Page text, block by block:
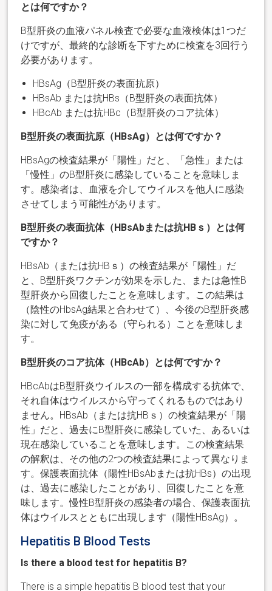
とは何ですか？
B型肝炎の血液パネル検査で必要な血液検体は1つだ
けですが、最終的な診断を下すために検査を3回行う
必要があります。
HBsAg（B型肝炎の表面抗原）
HBsAb または抗HBs（B型肝炎の表面抗体）
HBcAb または抗HBc（B型肝炎のコア抗体）
B型肝炎の表面抗原（HBsAg）とは何ですか？
HBsAgの検査結果が「陽性」だと、「急性」または
「慢性」のB型肝炎に感染していることを意味しま
す。感染者は、血液を介してウイルスを他人に感染
させてしまう可能性があります。
B型肝炎の表面抗体（HBsAbまたは抗HBｓ）とは何
ですか？
HBsAb（または抗HBｓ）の検査結果が「陽性」だ
と、B型肝炎ワクチンが効果を示した、または急性B
型肝炎から回復したことを意味します。この結果は
（陰性のHbsAg結果と合わせて）、今後のB型肝炎感
染に対して免疫がある（守られる）ことを意味しま
す。
B型肝炎のコア抗体（HBcAb）とは何ですか？
HBcAbはB型肝炎ウイルスの一部を構成する抗体で、
それ自体はウイルスから守ってくれるものではあり
ません。HBsAb（または抗HBｓ）の検査結果が「陽
性」だと、過去にB型肝炎に感染していた、あるいは
現在感染していることを意味します。この検査結果
の解釈は、その他の2つの検査結果によって異なりま
す。保護表面抗体（陽性HBsAbまたは抗HBs）の出現
は、過去に感染したことがあり、回復したことを意
味します。慢性B型肝炎の感染者の場合、保護表面抗
体はウイルスとともに出現します（陽性HBsAg）。
Hepatitis B Blood Tests
Is there a blood test for hepatitis B?
There is a simple hepatitis B blood test that your